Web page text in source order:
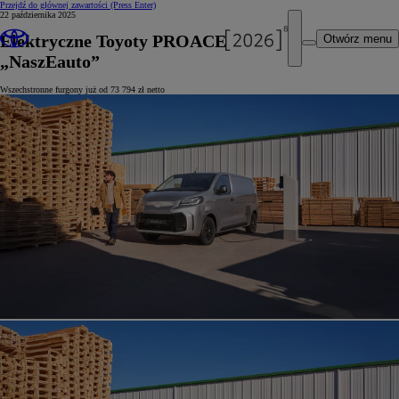
Przejdź do głównej zawartości (Press Enter)
Otwórz menu
22 października 2025
Elektryczne Toyoty PROACE z dotacją
„NaszEauto”
Wszechstronne furgony już od 73 794 zł netto